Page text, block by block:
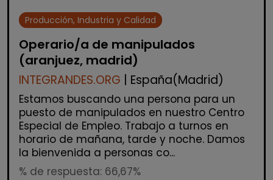
Producción, Industria y Calidad
Operario/a de manipulados
(aranjuez, madrid)
INTEGRANDES.ORG | España(Madrid)
Estamos buscando una persona para un
puesto de manipulados en nuestro Centro
Especial de Empleo. Trabajo a turnos en
horario de mañana, tarde y noche. Damos
la bienvenida a personas co...
% de respuesta: 66,67%